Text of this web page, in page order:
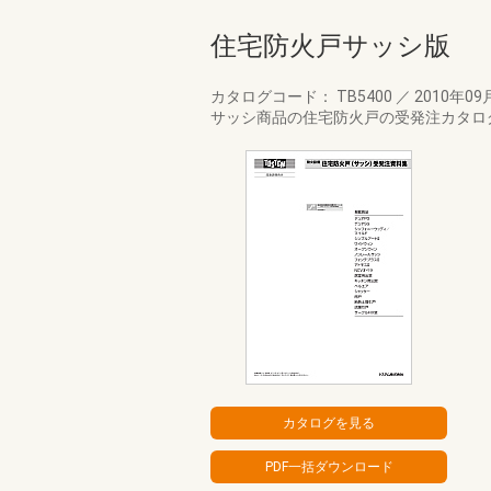
住宅防火戸サッシ版
カタログコード： TB5400 ／ 2010年09
サッシ商品の住宅防火戸の受発注カタロ